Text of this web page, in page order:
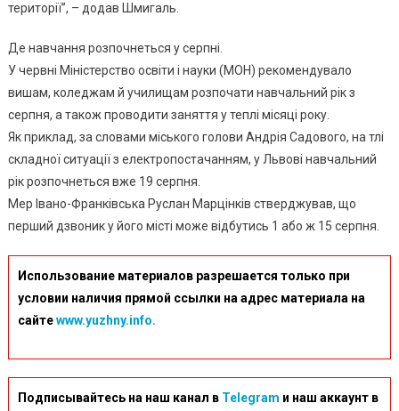
території”, – додав Шмигаль.
Де навчання розпочнеться у серпні.
У червні Міністерство освіти і науки (МОН) рекомендувало
вишам, коледжам й училищам розпочати навчальний рік з
серпня, а також проводити заняття у теплі місяці року.
Як приклад, за словами міського голови Андрія Садового, на тлі
складної ситуації з електропостачанням, у Львові навчальний
рік розпочнеться вже 19 серпня.
Мер Івано-Франківська Руслан Марцінків стверджував, що
перший дзвоник у його місті може відбутись 1 або ж 15 серпня.
Использование материалов разрешается только при
условии наличия прямой ссылки на адрес материала на
сайтеwww.yuzhny.info.
Подписывайтесь на наш канал в Telegram и наш аккаунт в